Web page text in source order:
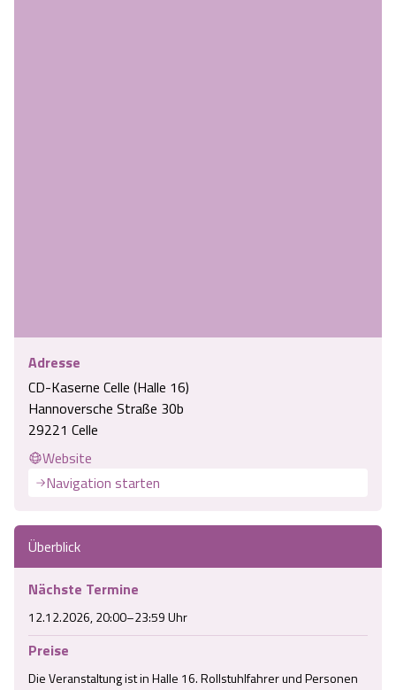
Adresse
CD-Kaserne Celle (Halle 16)
Hannoversche Straße 30b
29221 Celle
Website
Navigation starten
Überblick
Nächste Termine
12.12.2026, 20:00–23:59 Uhr
Preise
Die Veranstaltung ist in Halle 16. Rollstuhlfahrer und Personen